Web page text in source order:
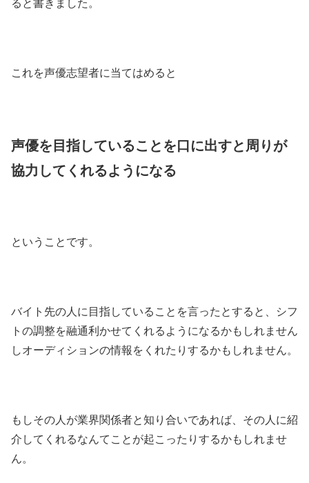
ると書きました。
これを声優志望者に当てはめると
声優を目指していることを口に出すと周りが
協力してくれるようになる
ということです。
バイト先の人に目指していることを言ったとすると、シフ
トの調整を融通利かせてくれるようになるかもしれません
しオーディションの情報をくれたりするかもしれません。
もしその人が業界関係者と知り合いであれば、その人に紹
介してくれるなんてことが起こったりするかもしれませ
ん。